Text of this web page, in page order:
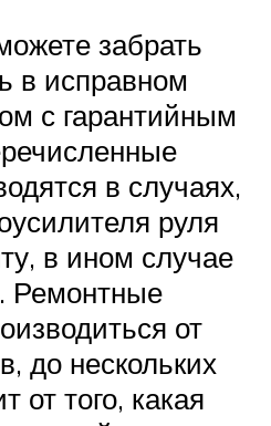
забрать
в исправном
с гарантийным
в случаях,
руля
в ином случае
Ремонтные
от
до нескольких
от того, какая